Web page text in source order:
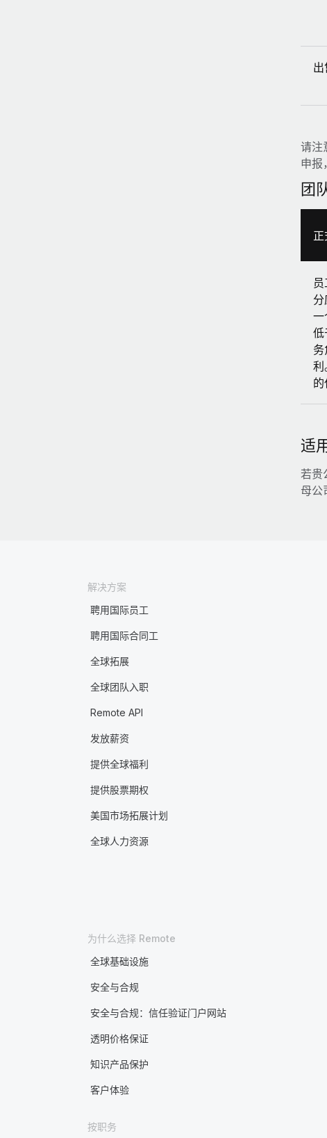
请注
申报
团
正
一
低
利
的
适
若贵
母公
解决方案
聘用国际员工
聘用国际合同工
全球拓展
全球团队入职
Remote API
发放薪资
提供全球福利
提供股票期权
美国市场拓展计划
全球人力资源
为什么选择 Remote
全球基础设施
安全与合规
安全与合规：信任验证门户网站
透明价格保证
知识产品保护
客户体验
按职务